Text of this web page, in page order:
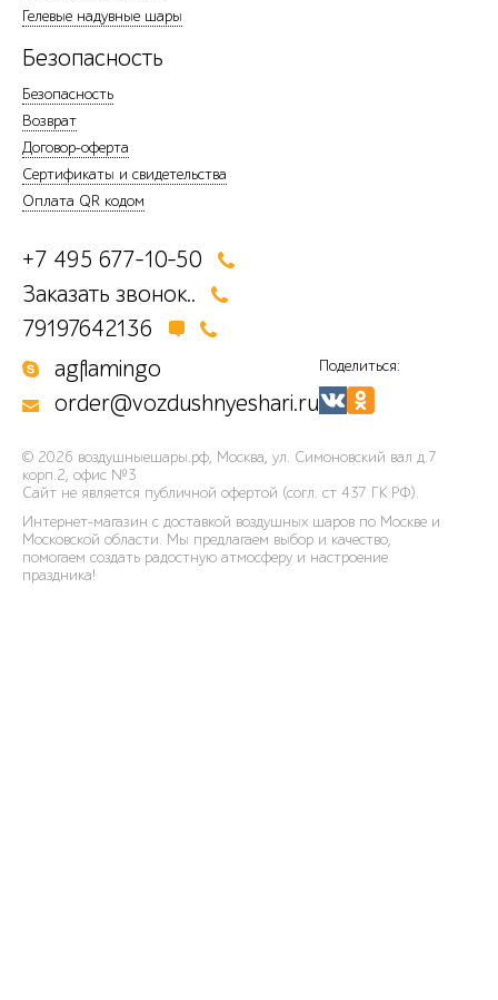
Гелевые надувные шары
Безопасность
Безопасность
Возврат
Договор-оферта
Сертификаты и свидетельства
Оплата QR кодом
+7 495 677-10-50
Заказать звонок..
79197642136
agflamingo
order@vozdushnyeshari.ru
Поделиться:
© 2026 воздушныешары.рф, Москва, ул. Симоновский вал д.7
корп.2, офис №3
Сайт не является публичной офертой (согл. ст 437 ГК РФ).
Интернет-магазин с доставкой воздушных шаров по Москве и
Московской области. Мы предлагаем выбор и качество,
помогаем создать радостную атмосферу и настроение
праздника!